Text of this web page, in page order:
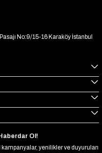
No:9/15-16 Karaköy İstanbul
Ol!
yenilikler ve duyuruları